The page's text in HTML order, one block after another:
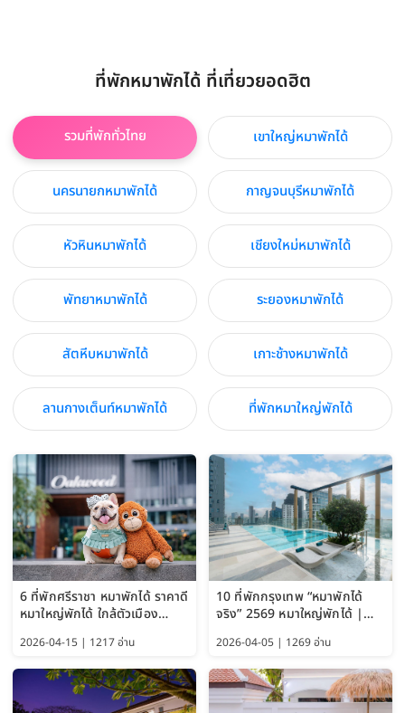
ที่พักหมาพักได้ ที่เที่ยวยอดฮิต
รวมที่พักทั่วไทย เขาใหญ่หมาพักได้
นครนายกหมาพักได้ กาญจนบุรีหมาพักได้
หัวหินหมาพักได้ เชียงใหม่หมาพักได้
พัทยาหมาพักได้ ระยองหมาพักได้
สัตหีบหมาพักได้ เกาะช้างหมาพักได้
ลานกางเต็นท์หมาพักได้ ที่พักหมาใหญ่พักได้
6 ที่พักศรีราชา หมาพักได้ ราคาดี
หมาใหญ่พักได้ ใกล้ตัวเมือง
2026-04-15 | 1217 อ่าน
10 ที่พักกรุงเทพ “หมาพักได้
จริง” 2569 หมาใหญ่พักได้ |
Bangkok อัปเดตล่าสุด
2026-04-05 | 1269 อ่าน